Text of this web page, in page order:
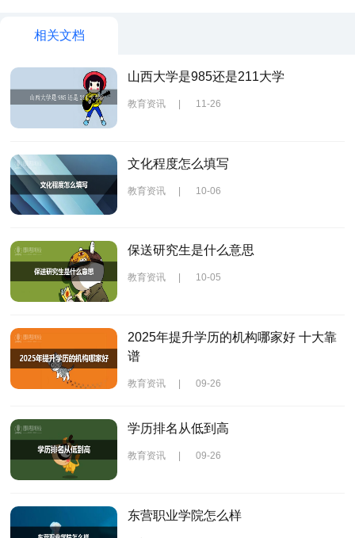
相关文档
山西大学是985还是211大学
教育资讯 | 11-26
文化程度怎么填写
教育资讯 | 10-06
保送研究生是什么意思
教育资讯 10-05
2025年提升学历的机构哪家好 十大靠
谱
教育资讯 09-26
学历排名从低到高
教育资讯 09-26
东营职业学院怎么样